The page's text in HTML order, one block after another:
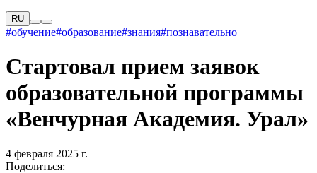
RU
#обучение#образование#знания#познавательно
Стартовал прием заявок
образовательной программы
«Венчурная Академия. Урал»
4 февраля 2025 г.
Поделиться: